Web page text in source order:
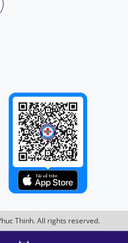
Thinh. All rights reserved.